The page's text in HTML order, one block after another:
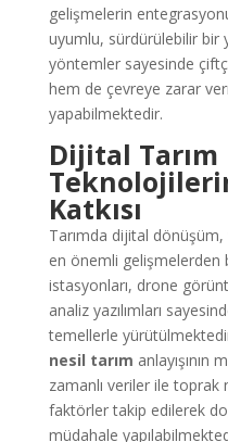
gelişmelerin
uyumlu, sürdürülebilir bir
yöntemler sayesinde
hem de çevreye zarar
yapabilmektedir.
Dijital Tarım
Katkısı
Tarımda dijital dönüşüm,
en önemli gelişmelerden
istasyonları, drone
analiz yazılımları
temellerle
nesil tarım anlayışının
zamanlı veriler ile toprak
faktörler takip edilerek
müdahale